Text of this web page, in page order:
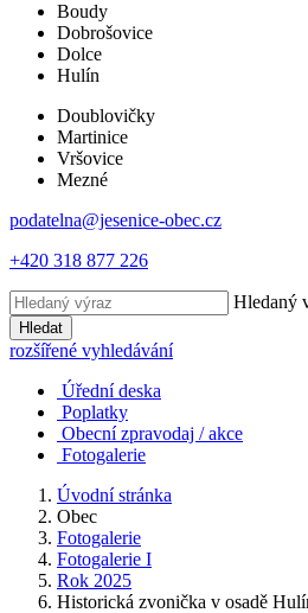
Boudy
Dobrošovice
Dolce
Hulín
Doublovičky
Martinice
Vršovice
Mezné
podatelna@jesenice-obec.cz
+420 318 877 226
Hledaný
Hledat
rozšířené vyhledávání
Úřední deska
Poplatky
Obecní zpravodaj / akce
Fotogalerie
Úvodní stránka
Obec
Fotogalerie
Fotogalerie I
Rok 2025
Historická zvonička v osadě